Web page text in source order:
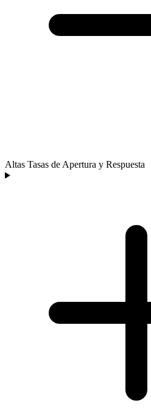
Altas Tasas de Apertura y Respuesta